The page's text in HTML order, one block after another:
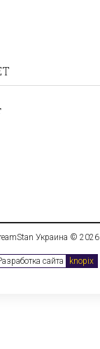
Украина © 2026
сайта knopix